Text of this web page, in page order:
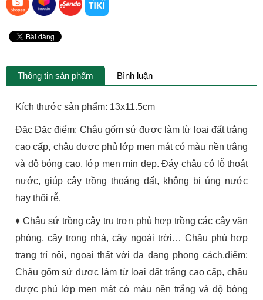
Thông tin sản phẩm Bình luận
Kích thước sản phẩm: 13x11.5cm
Đặc Đặc điểm: Chậu gốm sứ được làm từ loại đất trắng
cao cấp, chậu được phủ lớp men mát có màu nền trắng
và độ bóng cao, lớp men mịn đẹp. Đáy chậu có lỗ thoát
nước, giúp cây trồng thoáng đất, không bị úng nước
hay thối rễ.
♦ Chậu sứ trồng cây trụ trơn phù hợp trồng các cây văn
phòng, cây trong nhà, cây ngoài trời… Chậu phù hợp
trang trí nội, ngoại thất với đa dạng phong cách.điểm:
Chậu gốm sứ được làm từ loại đất trắng cao cấp, chậu
được phủ lớp men mát có màu nền trắng và độ bóng